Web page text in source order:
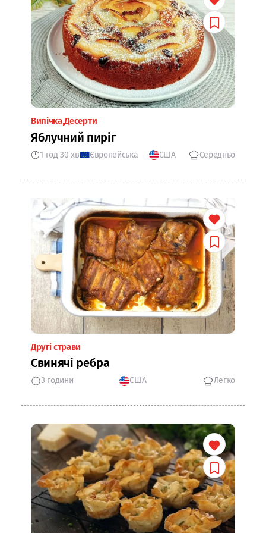
Випічка Десерти
Яблучний пиріг
1 год 30 хв Європейська США Середньо
Другі страви
Свинячі ребра
3 години США Легко